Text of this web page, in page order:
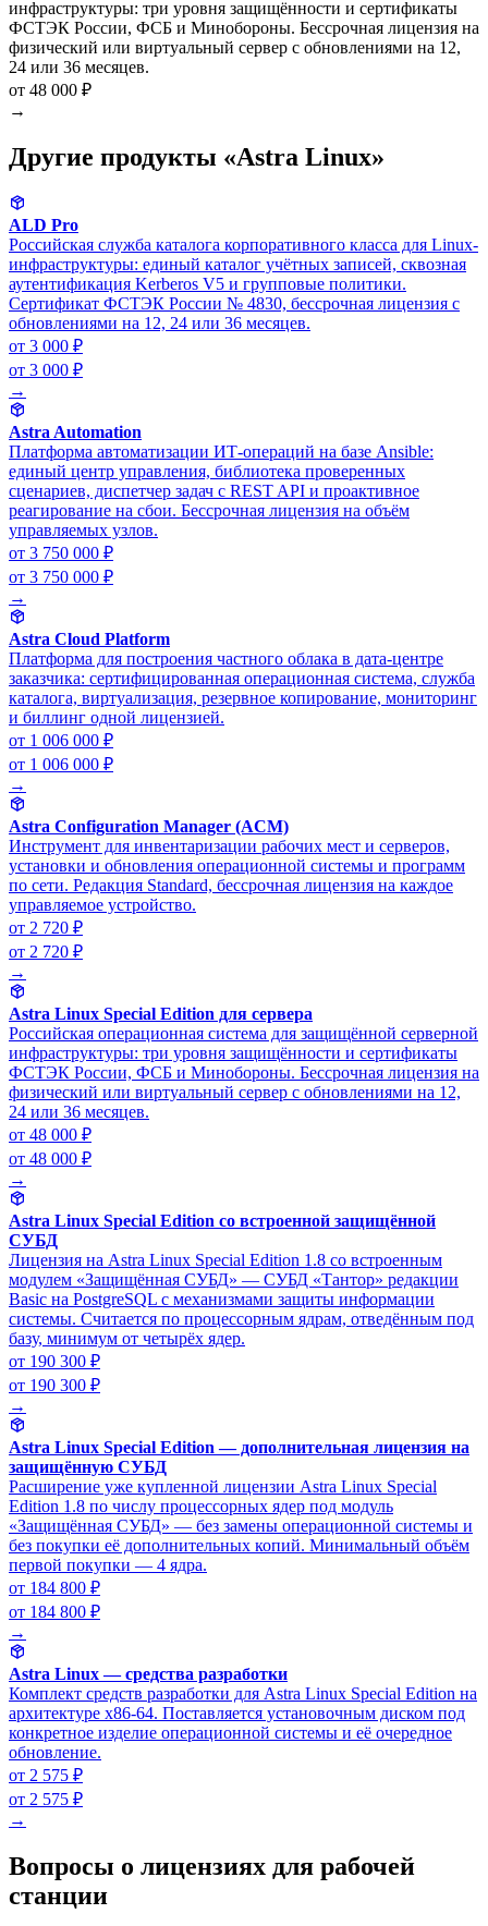
инфраструктуры: три уровня защищённости и сертификаты
ФСТЭК России, ФСБ и Минобороны. Бессрочная лицензия на
физический или виртуальный сервер с обновлениями на 12,
24 или 36 месяцев.
от 48 000 ₽
→
Другие продукты «Astra Linux»
ALD Pro
Российская служба каталога корпоративного класса для Linux-
инфраструктуры: единый каталог учётных записей, сквозная
аутентификация Kerberos V5 и групповые политики.
Сертификат ФСТЭК России № 4830, бессрочная лицензия с
обновлениями на 12, 24 или 36 месяцев.
от 3 000 ₽
от 3 000 ₽
→
Astra Automation
Платформа автоматизации ИТ-операций на базе Ansible:
единый центр управления, библиотека проверенных
сценариев, диспетчер задач с REST API и проактивное
реагирование на сбои. Бессрочная лицензия на объём
управляемых узлов.
от 3 750 000 ₽
от 3 750 000 ₽
→
Astra Cloud Platform
Платформа для построения частного облака в дата-центре
заказчика: сертифицированная операционная система, служба
каталога, виртуализация, резервное копирование, мониторинг
и биллинг одной лицензией.
от 1 006 000 ₽
от 1 006 000 ₽
→
Astra Configuration Manager (ACM)
Инструмент для инвентаризации рабочих мест и серверов,
установки и обновления операционной системы и программ
по сети. Редакция Standard, бессрочная лицензия на каждое
управляемое устройство.
от 2 720 ₽
от 2 720 ₽
→
Astra Linux Special Edition для сервера
Российская операционная система для защищённой серверной
инфраструктуры: три уровня защищённости и сертификаты
ФСТЭК России, ФСБ и Минобороны. Бессрочная лицензия на
физический или виртуальный сервер с обновлениями на 12,
24 или 36 месяцев.
от 48 000 ₽
от 48 000 ₽
→
Astra Linux Special Edition со встроенной защищённой
СУБД
Лицензия на Astra Linux Special Edition 1.8 со встроенным
модулем «Защищённая СУБД» — СУБД «Тантор» редакции
Basic на PostgreSQL с механизмами защиты информации
системы. Считается по процессорным ядрам, отведённым под
базу, минимум от четырёх ядер.
от 190 300 ₽
от 190 300 ₽
→
Astra Linux Special Edition — дополнительная лицензия на
защищённую СУБД
Расширение уже купленной лицензии Astra Linux Special
Edition 1.8 по числу процессорных ядер под модуль
«Защищённая СУБД» — без замены операционной системы и
без покупки её дополнительных копий. Минимальный объём
первой покупки — 4 ядра.
от 184 800 ₽
от 184 800 ₽
→
Astra Linux — средства разработки
Комплект средств разработки для Astra Linux Special Edition на
архитектуре x86-64. Поставляется установочным диском под
конкретное изделие операционной системы и её очередное
обновление.
от 2 575 ₽
от 2 575 ₽
→
Вопросы о лицензиях для рабочей
станции